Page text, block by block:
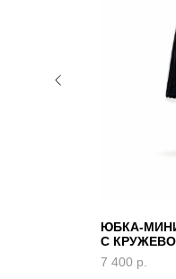
ЮБКА-
С
7 400 р.